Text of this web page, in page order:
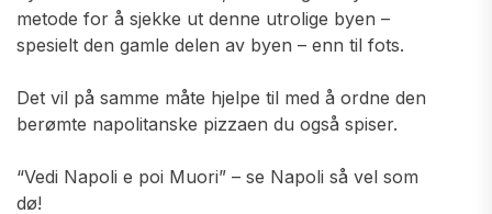
metode for å sjekke ut denne utrolige byen –
spesielt den gamle delen av byen – enn til fots.
Det vil på samme måte hjelpe til med å ordne den
berømte napolitanske pizzaen du også spiser.
“Vedi Napoli e poi Muori” – se Napoli så vel som
dø!